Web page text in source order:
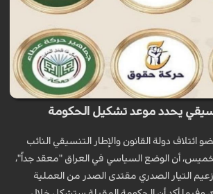
يحدد موعد تشكيل الحكومة
ائتلاف دولة القانون والإطار التنسيقي النائب
أن الوضع السياسي في العراق "معقد جداً"،
التيار الصدري مقتدى الصدر من العملية